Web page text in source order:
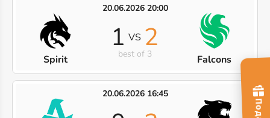
20.06.2026 20:00
Spirit
1 VS 2
best of 3 Falcons
20.06.2026 16:45